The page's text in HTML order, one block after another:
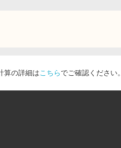
算の詳細はこちらでご確認ください。